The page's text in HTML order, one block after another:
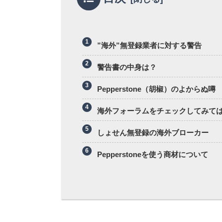
”海外”無登録業者に対する警告
警告書の中身は？
Pepperstone（胡椒）のよからぬ噂
海外フォーラムをチェックしてみて
しょせん無登録の海外ブローカー
Pepperstoneを使う商材について